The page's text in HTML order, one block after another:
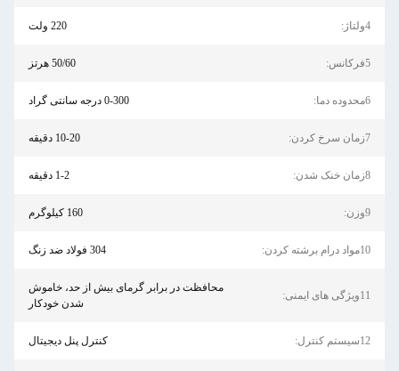
4ولتاژ: 220 ولت
5فرکانس: 50/60 هرتز
6محدوده دما: 0-300 درجه سانتی گراد
7زمان سرخ کردن: 10-20 دقیقه
8زمان خنک شدن: 1-2 دقیقه
9وزن: 160 کیلوگرم
10مواد درام برشته کردن: 304 فولاد ضد زنگ
11ویژگی های ایمنی:
محافظت در برابر گرمای بیش از حد، خاموش
شدن خودکار
12سیستم کنترل: کنترل پنل دیجیتال